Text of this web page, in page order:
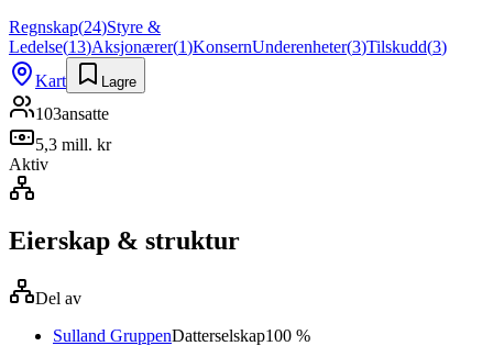
Regnskap(24)Styre &
Ledelse(13)Aksjonærer(1)KonsernUnderenheter(3)Tilskudd(3)
Kart
Lagre
103ansatte
5,3 mill. kr
Aktiv
Eierskap & struktur
Del av
Sulland GruppenDatterselskap100 %